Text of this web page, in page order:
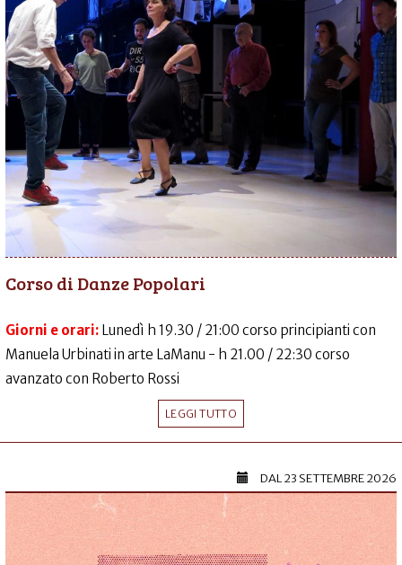
Corso di Danze Popolari
Giorni e orari: Lunedì h 19.30 / 21:00 corso principianti con
Manuela Urbinati in arte LaManu - h 21.00 / 22:30 corso
avanzato con Roberto Rossi
LEGGI TUTTO
DAL23 SETTEMBRE 2026